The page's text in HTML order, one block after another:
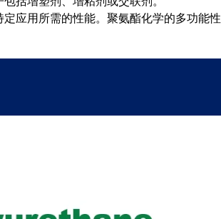
应用所需的性能。聚氨酯化学的多功能